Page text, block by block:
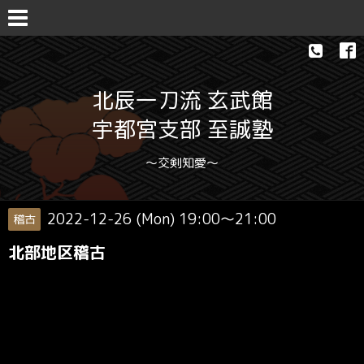
北辰一刀流 玄武館
宇都宮支部 至誠塾
〜交剣知愛〜
稽古 2022-12-26 (Mon) 19:00～21:00
北部地区稽古